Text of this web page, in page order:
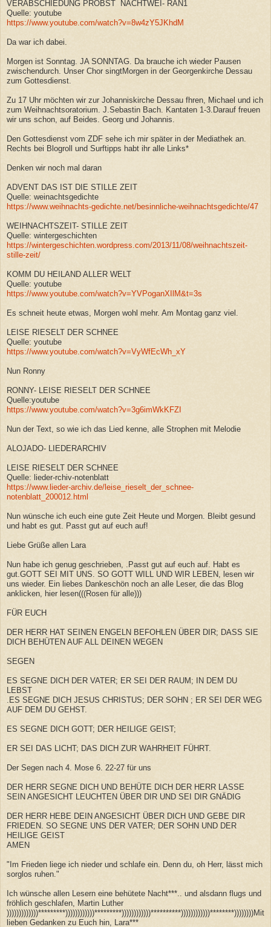
VERABSCHIEDUNG PROBST NACHTWEI- RAN1
Quelle: youtube
https://www.youtube.com/watch?v=8w4zY5JKhdM
Da war ich dabei.
Morgen ist Sonntag. JA SONNTAG. Da brauche ich wieder Pausen
zwischendurch. Unser Chor singtMorgen in der Georgenkirche Dessau
zum Gottesdienst.
Zu 17 Uhr möchten wir zur Johanniskirche Dessau fhren, Michael und ich
zum Weihnachtsoratorium. J.Sebastin Bach. Kantaten 1-3.Darauf freuen
wir uns schon, auf Beides. Georg und Johannis.
Den Gottesdienst vom ZDF sehe ich mir später in der Mediathek an.
Rechts bei Blogroll und Surftipps habt ihr alle Links*
Denken wir noch mal daran
ADVENT DAS IST DIE STILLE ZEIT
Quelle: weinachtsgedichte
https://www.weihnachts-gedichte.net/besinnliche-weihnachtsgedichte/47
WEIHNACHTSZEIT- STILLE ZEIT
Quelle: wintergeschichten
https://wintergeschichten.wordpress.com/2013/11/08/weihnachtszeit-
stille-zeit/
KOMM DU HEILAND ALLER WELT
Quelle: youtube
https://www.youtube.com/watch?v=YVPoganXIlM&t=3s
Es schneit heute etwas, Morgen wohl mehr. Am Montag ganz viel.
LEISE RIESELT DER SCHNEE
Quelle: youtube
https://www.youtube.com/watch?v=VyWfEcWh_xY
Nun Ronny
RONNY- LEISE RIESELT DER SCHNEE
Quelle:youtube
https://www.youtube.com/watch?v=3g6imWkKFZI
Nun der Text, so wie ich das Lied kenne, alle Strophen mit Melodie
ALOJADO- LIEDERARCHIV
LEISE RIESELT DER SCHNEE
Quelle: lieder-rchiv-notenblatt
https://www.lieder-archiv.de/leise_rieselt_der_schnee-
notenblatt_200012.html
Nun wünsche ich euch eine gute Zeit Heute und Morgen. Bleibt gesund
und habt es gut. Passt gut auf euch auf!
Liebe Grüße allen Lara
Nun habe ich genug geschrieben, .Passt gut auf euch auf. Habt es
gut.GOTT SEI MIT UNS. SO GOTT WILL UND WIR LEBEN, lesen wir
uns wieder. Ein liebes Dankeschön noch an alle Leser, die das Blog
anklicken, hier lesen(((Rosen für alle)))
FÜR EUCH
DER HERR HAT SEINEN ENGELN BEFOHLEN ÜBER DIR; DASS SIE
DICH BEHÜTEN AUF ALL DEINEN WEGEN
SEGEN
ES SEGNE DICH DER VATER; ER SEI DER RAUM; IN DEM DU
LEBST
.ES SEGNE DICH JESUS CHRISTUS; DER SOHN ; ER SEI DER WEG
AUF DEM DU GEHST.
ES SEGNE DICH GOTT; DER HEILIGE GEIST;
ER SEI DAS LICHT; DAS DICH ZUR WAHRHEIT FÜHRT.
Der Segen nach 4. Mose 6. 22-27 für uns
DER HERR SEGNE DICH UND BEHÜTE DICH DER HERR LASSE
SEIN ANGESICHT LEUCHTEN ÜBER DIR UND SEI DIR GNÄDIG
DER HERR HEBE DEIN ANGESICHT ÜBER DICH UND GEBE DIR
FRIEDEN. SO SEGNE UNS DER VATER; DER SOHN UND DER
HEILIGE GEIST
AMEN
"Im Frieden liege ich nieder und schlafe ein. Denn du, oh Herr, lässt mich
sorglos ruhen."
Ich wünsche allen Lesern eine behütete Nacht***.. und alsdann flugs und
fröhlich geschlafen, Martin Luther
)))))))))))))*********))))))))))))*********))))))))))))**********))))))))))))********))))))))Mit
lieben Gedanken zu Euch hin, Lara***